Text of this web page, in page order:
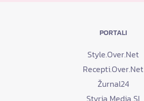
PORTALI
Style.Over.Net
Recepti.Over.Net
Žurnal24
Styria Media SI